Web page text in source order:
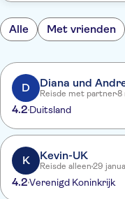
Alle Met vrienden
D Diana und
Reisde met partner8
4.2 Duitsland
K Kevin-UK
Reisde alleen 29
4.2Verenigd Koninkrijk